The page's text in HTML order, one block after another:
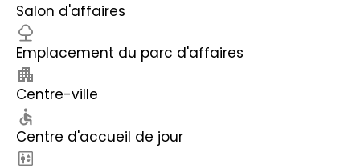
Salon d'affaires
Emplacement du parc d'affaires
Centre-ville
Centre d'accueil de jour